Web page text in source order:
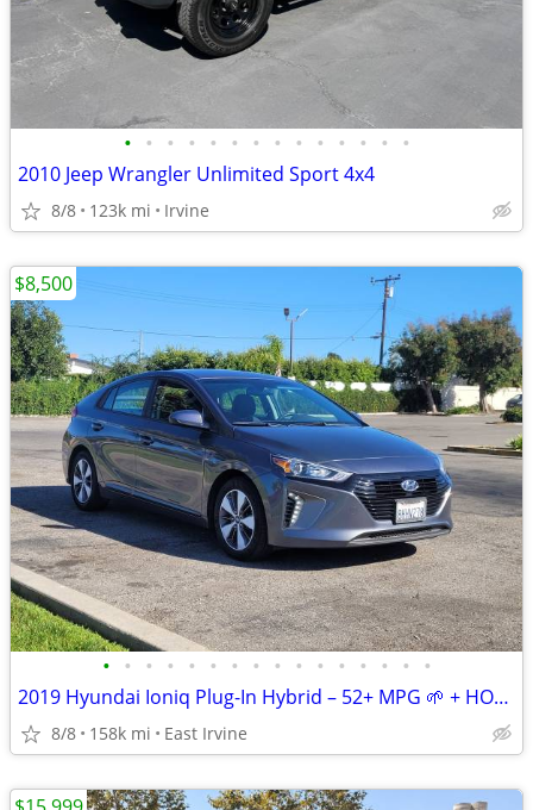
• • • • • • • • • • • • • •
2010 Jeep Wrangler Unlimited Sport 4x4
8/8 123k mi Irvine
• • • • • • • • • • • • • • • •
2019 Hyundai Ioniq Plug-In Hybrid – 52+ MPG 🌱 + HOV Sticker ✅
8/8 158k mi East Irvine
$8,500